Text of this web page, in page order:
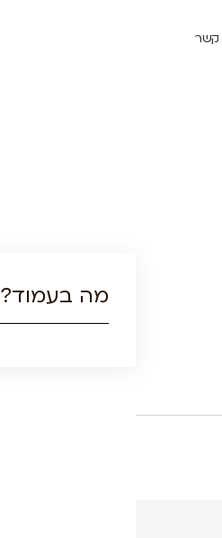
קשר
מה בעמוד?